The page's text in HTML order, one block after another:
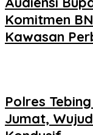
Komitmen
Kawasan
Polres
Jumat,